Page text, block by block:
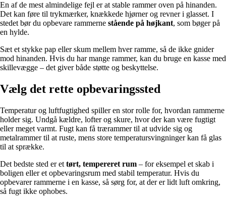
En af de mest almindelige fejl er at stable rammer oven på hinanden.
Det kan føre til trykmærker, knækkede hjørner og revner i glasset. I
stedet bør du opbevare rammerne stående på højkant, som bøger på
en hylde.
Sæt et stykke pap eller skum mellem hver ramme, så de ikke gnider
mod hinanden. Hvis du har mange rammer, kan du bruge en kasse med
skillevægge – det giver både støtte og beskyttelse.
Vælg det rette opbevaringssted
Temperatur og luftfugtighed spiller en stor rolle for, hvordan rammerne
holder sig. Undgå kældre, lofter og skure, hvor der kan være fugtigt
eller meget varmt. Fugt kan få trærammer til at udvide sig og
metalrammer til at ruste, mens store temperatursvingninger kan få glas
til at sprække.
Det bedste sted er et tørt, tempereret rum – for eksempel et skab i
boligen eller et opbevaringsrum med stabil temperatur. Hvis du
opbevarer rammerne i en kasse, så sørg for, at der er lidt luft omkring,
så fugt ikke ophobes.